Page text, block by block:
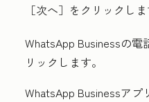
［次へ］をクリックしま
WhatsApp Businessの
リックします。
WhatsApp Businessア